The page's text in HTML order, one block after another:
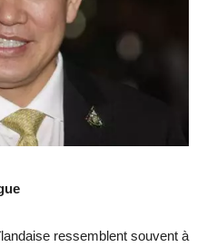
ressemblent souvent à